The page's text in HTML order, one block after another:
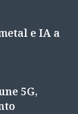
e IA a
5G,